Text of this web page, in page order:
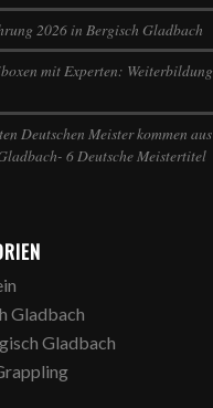
2026 in Bergisch Gladbach
mit Experten: Weiterbildung
Deutschen Meister kommen aus
6 Deutsche Meistertitel
Gladbach
Gladbach